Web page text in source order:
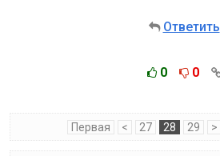
Ответить
0 0
Первая < 27 28 29 >